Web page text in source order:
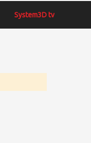
System3D tv